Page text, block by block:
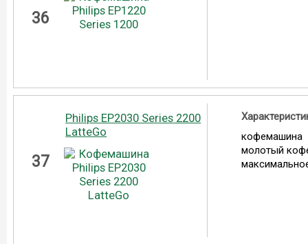
36
37
Philips EP2030 Series 2200
LatteGo
кофемашина
молотый